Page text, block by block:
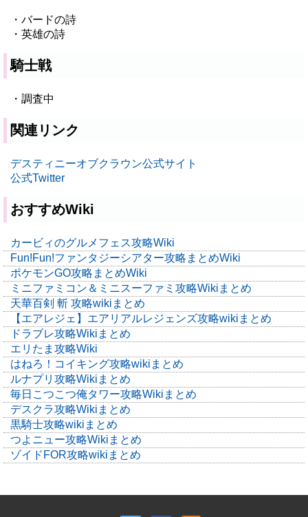
・バードの詩
・英雄の詩
騎士戦
・調査中
関連リンク
デスティニーオブクラウン公式サイト
公式Twitter
おすすめWiki
カービィのグルメフェス攻略Wiki
Fun!Fun!ファンタジーシアター攻略まとめWiki
ポケモンGO攻略まとめWiki
ミニファミコン＆ミニスーファミ攻略Wikiまとめ
天華百剣 斬 攻略wikiまとめ
【エアレジェ】エアリアルレジェンズ攻略wikiまとめ
ドラブレ攻略Wikiまとめ
エリたま攻略Wiki
はねろ！コイキング攻略wikiまとめ
ルナプリ攻略Wikiまとめ
毎日こつこつ俺タワー攻略Wikiまとめ
デスクラ攻略Wikiまとめ
黒騎士攻略wikiまとめ
つよニュー攻略Wikiまとめ
ゾイドFOR攻略wikiまとめ